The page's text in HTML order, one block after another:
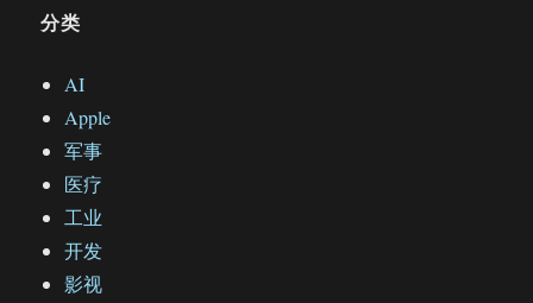
分类
AI
Apple
军事
医疗
工业
开发
影视